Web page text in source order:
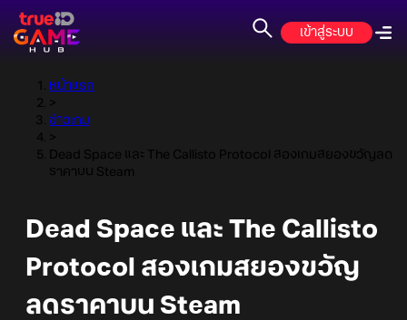
เข้าสู่ระบบ
หน้าแรก
>
ข่าวเกม
>
Dead Space และ The Callisto Protocol สองเกมสยองขวัญลด
ราคาบน Steam
Dead Space และ The Callisto
Protocol สองเกมสยองขวัญ
ลดราคาบน Steam